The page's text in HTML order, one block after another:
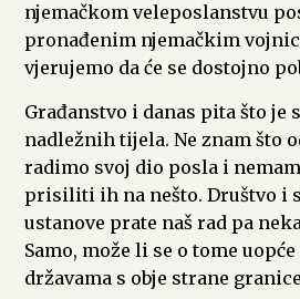
njemačkom veleposlanstvu
pronađenim njemačkim
vjerujemo da će se dostojno
Građanstvo i danas pita što je
nadležnih tijela. Ne znam što
radimo svoj dio posla i
prisiliti ih na nešto. Društvo i
ustanove prate naš rad pa
Samo, može li se o tome
državama s obje strane